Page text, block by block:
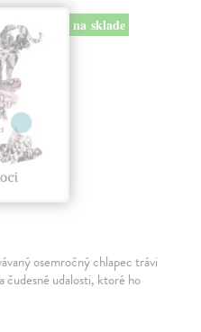
na sklade
osemročný chlapec trávi
čudesné udalosti, ktoré ho